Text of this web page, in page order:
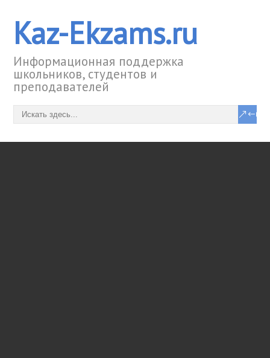
Kaz-Ekzams.ru
Информационная поддержка
школьников, студентов и
преподавателей